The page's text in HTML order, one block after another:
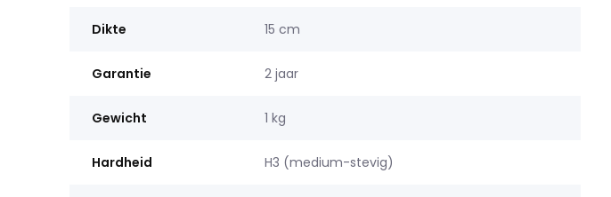
Dikte 15 cm
Garantie 2 jaar
Gewicht 1 kg
Hardheid H3 (medium-stevig)